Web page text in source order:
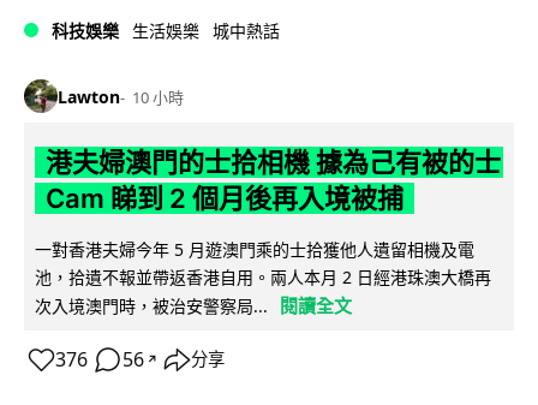
科技娛樂 生活娛樂 城中熱話
Lawton 10 小時
港夫婦澳門的士拾相機 據為己有被的士
Cam 睇到 2 個月後再入境被捕
一對香港夫婦今年 5 月遊澳門乘的士拾獲他人遺留相機及電
池，拾遺不報並帶返香港自用。兩人本月 2 日經港珠澳大橋再
次入境澳門時，被治安警察局...
閱讀全文
376 56 ↗ 分享